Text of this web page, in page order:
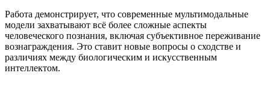
Работа демонстрирует, что современные мультимодальные
модели захватывают всё более сложные аспекты
человеческого познания, включая субъективное переживание
вознаграждения. Это ставит новые вопросы о сходстве и
различиях между биологическим и искусственным
интеллектом.